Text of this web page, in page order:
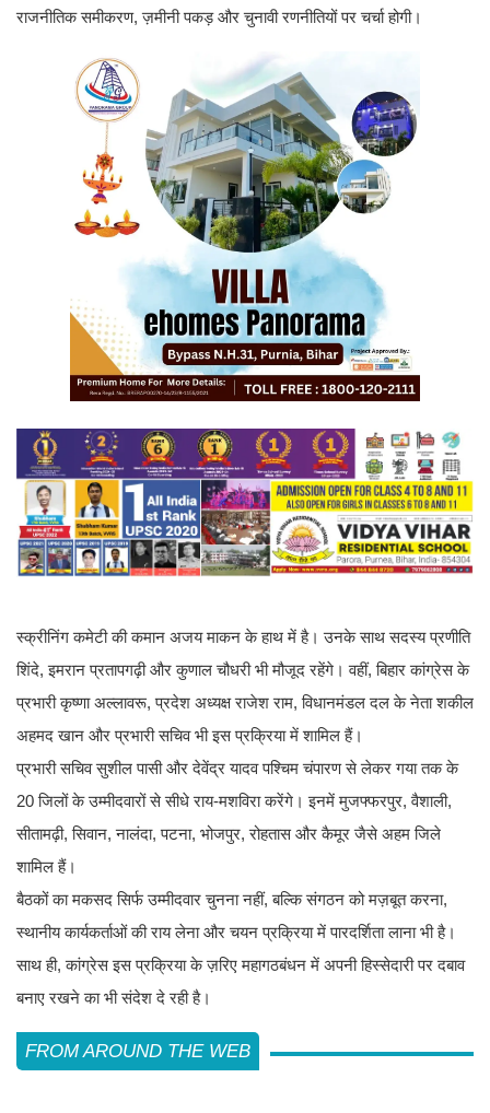
राजनीतिक समीकरण, ज़मीनी पकड़ और चुनावी रणनीतियों पर चर्चा होगी।
स्क्रीनिंग कमेटी की कमान अजय माकन के हाथ में है। उनके साथ सदस्य प्रणीति
शिंदे, इमरान प्रतापगढ़ी और कुणाल चौधरी भी मौजूद रहेंगे। वहीं, बिहार कांग्रेस के
प्रभारी कृष्णा अल्लावरू, प्रदेश अध्यक्ष राजेश राम, विधानमंडल दल के नेता शकील
अहमद खान और प्रभारी सचिव भी इस प्रक्रिया में शामिल हैं।
प्रभारी सचिव सुशील पासी और देवेंद्र यादव पश्चिम चंपारण से लेकर गया तक के
20 जिलों के उम्मीदवारों से सीधे राय-मशविरा करेंगे। इनमें मुजफ्फरपुर, वैशाली,
सीतामढ़ी, सिवान, नालंदा, पटना, भोजपुर, रोहतास और कैमूर जैसे अहम जिले
शामिल हैं।
बैठकों का मकसद सिर्फ उम्मीदवार चुनना नहीं, बल्कि संगठन को मज़बूत करना,
स्थानीय कार्यकर्ताओं की राय लेना और चयन प्रक्रिया में पारदर्शिता लाना भी है।
साथ ही, कांग्रेस इस प्रक्रिया के ज़रिए महागठबंधन में अपनी हिस्सेदारी पर दबाव
बनाए रखने का भी संदेश दे रही है।
FROM AROUND THE WEB